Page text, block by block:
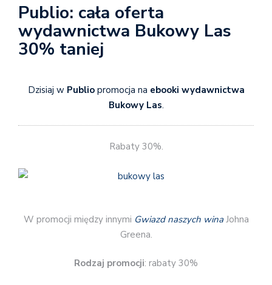
Publio: cała oferta
wydawnictwa Bukowy Las
30% taniej
Dzisiaj w Publiopromocja na ebooki wydawnictwa
Bukowy Las.
Rabaty 30%.
W promocji między innymi Gwiazd naszych winaJohna
Greena.
Rodzaj promocji: rabaty 30%